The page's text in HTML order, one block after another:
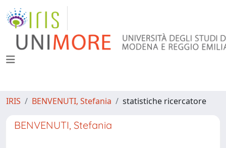
IRIS BENVENUTI, Stefania statistiche ricercatore
BENVENUTI, Stefania